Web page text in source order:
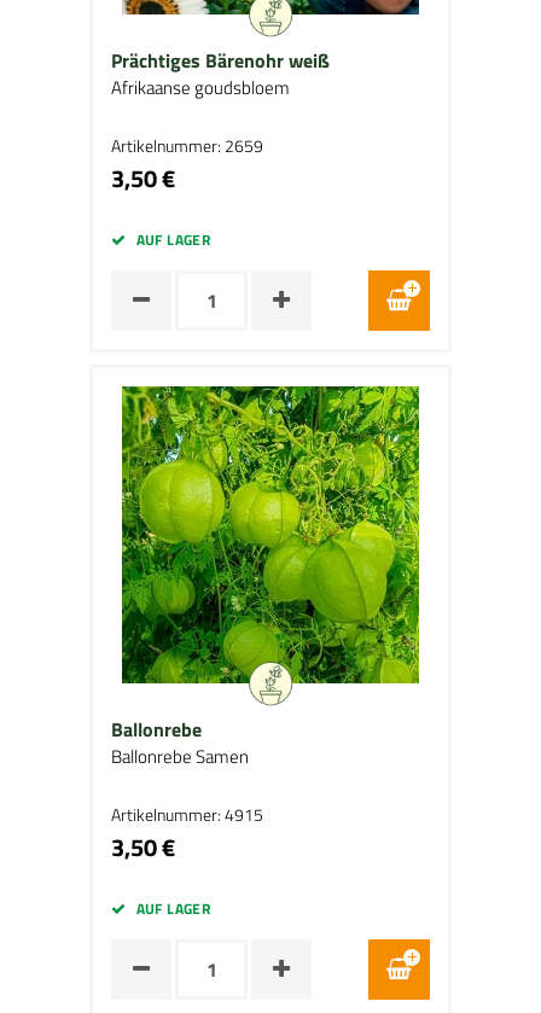
Prächtiges Bärenohr weiß
Afrikaanse goudsbloem
Artikelnummer: 2659
3,50 €
AUF LAGER
Ballonrebe
Ballonrebe Samen
Artikelnummer: 4915
3,50 €
AUF LAGER